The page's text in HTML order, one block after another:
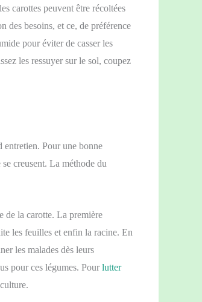
carottes peuvent être récoltées
des besoins, et ce, de préférence
pour éviter de casser les
les ressuyer sur le sol, coupez
entretien. Pour une bonne
creusent. La méthode du
de la carotte. La première
les feuilles et enfin la racine. En
les malades dès leurs
pour ces légumes. Pour lutter